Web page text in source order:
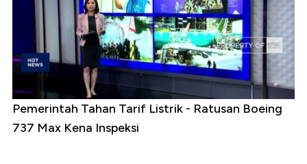
Pemerintah Tahan Tarif Listrik - Ratusan Boeing
737 Max Kena Inspeksi